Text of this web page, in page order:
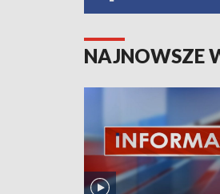
NAJNOWSZE